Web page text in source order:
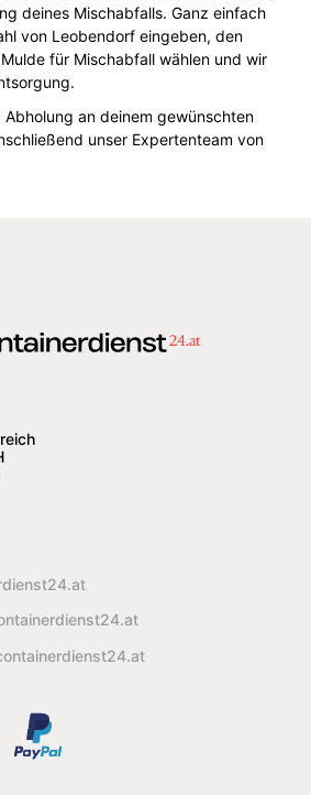
deines Mischabfalls. Ganz einfach
von Leobendorf eingeben, den
für Mischabfall wählen und wir
an deinem gewünschten
unser Expertenteam von